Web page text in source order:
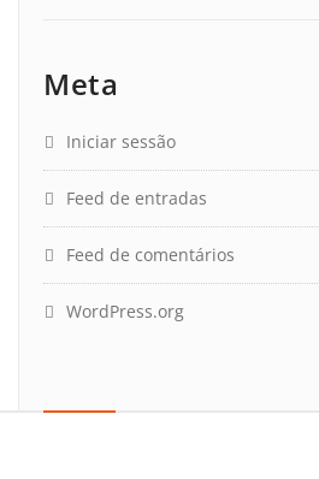
Meta
Iniciar sessão
Feed de entradas
Feed de comentários
WordPress.org